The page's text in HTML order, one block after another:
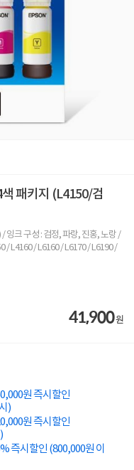
패키지 (L4150/검
잉크 구성 : 검정, 파랑, 진홍, 노랑 /
/ L4160 / L6160 / L6170 / L6190 /
41,900원
원 즉시할인
)
원 즉시할인
즉시할인 (800,000원 이